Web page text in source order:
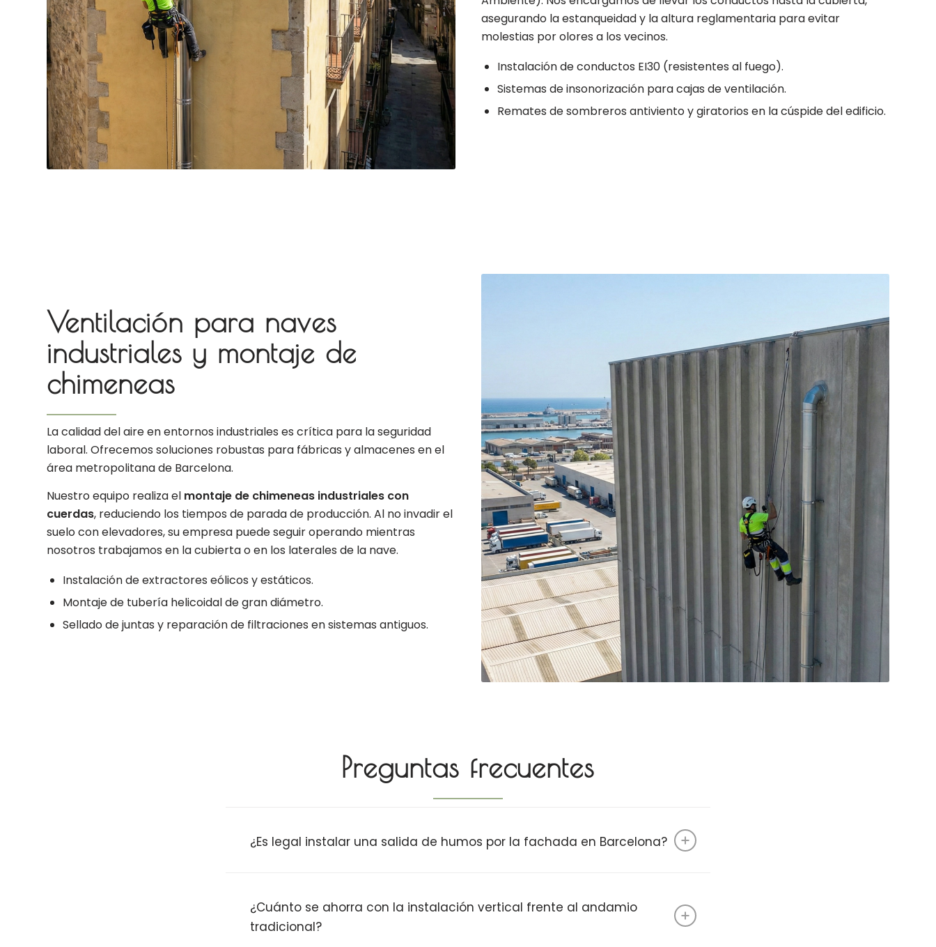
asegurando la estanqueidad y la altura reglamentaria para evitar
molestias por olores a los vecinos.
Instalación de conductos EI30 (resistentes al fuego).
Sistemas de insonorización para cajas de ventilación.
Remates de sombreros antiviento y giratorios en la cúspide del edificio.
Ventilación para naves
industriales y montaje de
chimeneas
La calidad del aire en entornos industriales es crítica para la seguridad
laboral. Ofrecemos soluciones robustas para fábricas y almacenes en el
área metropolitana de Barcelona.
Nuestro equipo realiza el montaje de chimeneas industriales con
cuerdas, reduciendo los tiempos de parada de producción. Al no invadir el
suelo con elevadores, su empresa puede seguir operando mientras
nosotros trabajamos en la cubierta o en los laterales de la nave.
Instalación de extractores eólicos y estáticos.
Montaje de tubería helicoidal de gran diámetro.
Sellado de juntas y reparación de filtraciones en sistemas antiguos.
Preguntas frecuentes
¿Es legal instalar una salida de humos por la fachada en Barcelona?
¿Cuánto se ahorra con la instalación vertical frente al andamio
tradicional?